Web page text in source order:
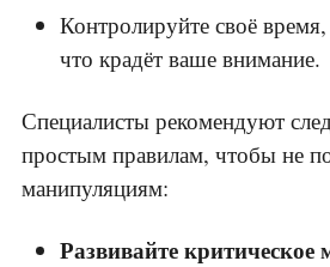
Контролируйте своё
что крадёт ваше внимание.
Специалисты рекомендуют
простым правилам, чтобы не
манипуляциям:
Развивайте